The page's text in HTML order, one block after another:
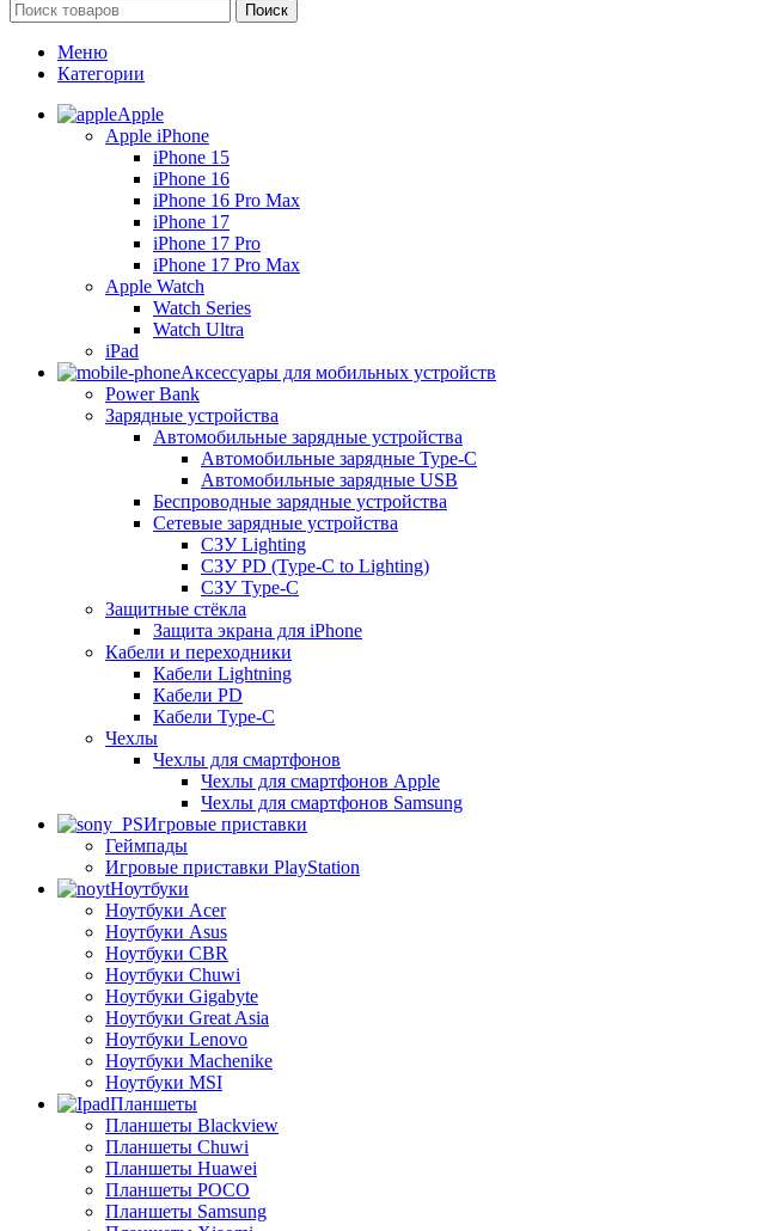
Поиск
Меню
Категории
Apple
Apple iPhone
iPhone 15
iPhone 16
iPhone 16 Pro Max
iPhone 17
iPhone 17 Pro
iPhone 17 Pro Max
Apple Watch
Watch Series
Watch Ultra
iPad
Аксессуары для мобильных устройств
Power Bank
Зарядные устройства
Автомобильные зарядные устройства
Автомобильные зарядные Type-C
Автомобильные зарядные USB
Беспроводные зарядные устройства
Сетевые зарядные устройства
СЗУ Lighting
СЗУ PD (Type-C to Lighting)
СЗУ Type-C
Защитные стёкла
Защита экрана для iPhone
Кабели и переходники
Кабели Lightning
Кабели PD
Кабели Type-C
Чехлы
Чехлы для смартфонов
Чехлы для смартфонов Apple
Чехлы для смартфонов Samsung
Игровые приставки
Геймпады
Игровые приставки PlayStation
Ноутбуки
Ноутбуки Acer
Ноутбуки Asus
Ноутбуки CBR
Ноутбуки Chuwi
Ноутбуки Gigabyte
Ноутбуки Great Asia
Ноутбуки Lenovo
Ноутбуки Machenike
Ноутбуки MSI
Планшеты
Планшеты Blackview
Планшеты Chuwi
Планшеты Huawei
Планшеты POCO
Планшеты Samsung